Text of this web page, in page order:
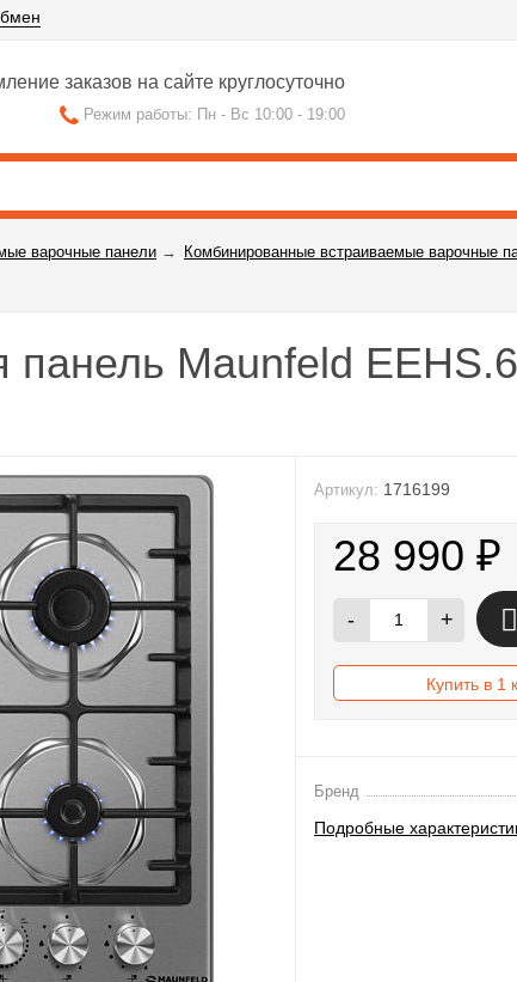
заказов на сайте круглосуточно
Режим работы: Пн - Вс 10:00 - 19:00
варочные панели → Комбинированные встраиваемые варочные
Maunfeld
Артикул: 1716199
28 990₽
- +
Купить в 1
Бренд
Подробные